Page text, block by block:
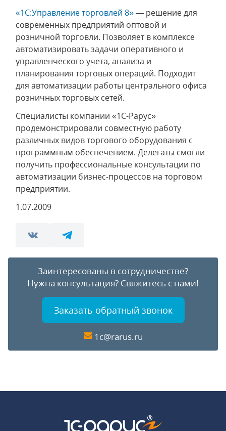
«1С:Управление торговлей 8»— решение для
современных предприятий оптовой и
розничной торговли. Позволяет в комплексе
автоматизировать задачи оперативного и
управленческого учета, анализа и
планирования торговых операций. Подходит
для автоматизации работы центрального офиса
розничных торговых сетей.
Специалисты компании «1С-Рарус»
продемонстрировали совместную работу
различных видов торгового оборудования с
программным обеспечением. Делегаты смогли
получить профессиональные консультации по
автоматизации бизнес-процессов на торговом
предприятии.
1.07.2009
Заинтересованы в сотрудничестве?
Нужна консультация? Свяжитесь с нами!
Заказать обратный звонок
1c@rarus.ru